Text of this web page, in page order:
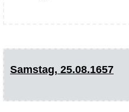
Samstag, 25.08.1657